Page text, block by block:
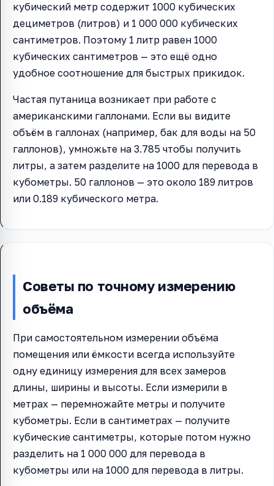
кубический метр содержит 1000 кубических
дециметров (литров) и 1 000 000 кубических
сантиметров. Поэтому 1 литр равен 1000
кубических сантиметров — это ещё одно
удобное соотношение для быстрых прикидок.
Частая путаница возникает при работе с
американскими галлонами. Если вы видите
объём в галлонах (например, бак для воды на 50
галлонов), умножьте на 3.785 чтобы получить
литры, а затем разделите на 1000 для перевода в
кубометры. 50 галлонов — это около 189 литров
или 0.189 кубического метра.
Советы по точному измерению
объёма
При самостоятельном измерении объёма
помещения или ёмкости всегда используйте
одну единицу измерения для всех замеров
длины, ширины и высоты. Если измерили в
метрах — перемножайте метры и получите
кубометры. Если в сантиметрах — получите
кубические сантиметры, которые потом нужно
разделить на 1 000 000 для перевода в
кубометры или на 1000 для перевода в литры.